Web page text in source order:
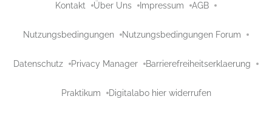
Kontakt Über Uns Impressum AGB
Nutzungsbedingungen Nutzungsbedingungen Forum
Datenschutz Privacy Manager Barrierefreiheitserklaerung
Praktikum Digitalabo hier widerrufen